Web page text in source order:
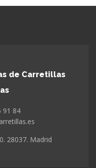
de Carretillas
91 84
28037. Madrid